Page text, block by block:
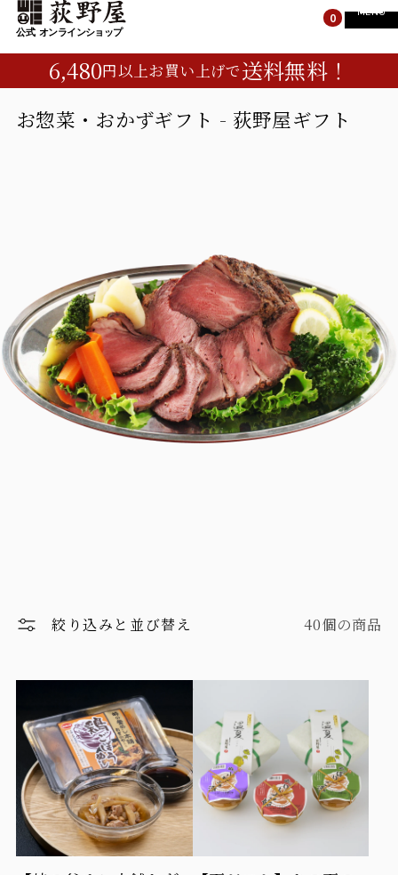
6,480円以上お買い上げで送料無料！
TOP
すべての商品
お菓子・ご飯のお供
0 MENU
TOP
荻野屋のギフト
峠のそば・カレー
お菓子・ご飯のお供
お惣菜・おかずギフト - 荻野屋ギフト
絞り込みと並び替え 40個の商品